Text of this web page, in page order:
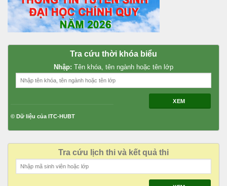
Tra cứu thời khóa biểu
Nhập: Tên khóa, tên ngành hoặc tên lớp
XEM
© Dữ liệu của ITC-HUBT
Tra cứu lịch thi và kết quả thi